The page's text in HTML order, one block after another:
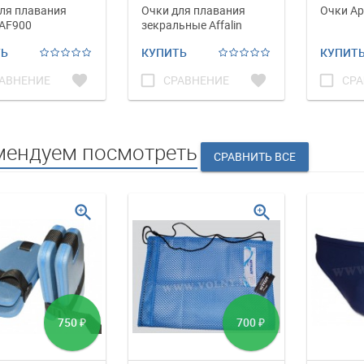
плавания
favorite
Очки для плавания
зекральные Affalin
КУПИТЬ
check_box_outline_blank СРАВНЕНИЕ favorite
Очки
check_box_outline_blank
посмотреть
750₽
zoom_in
700 ₽
zoom_in